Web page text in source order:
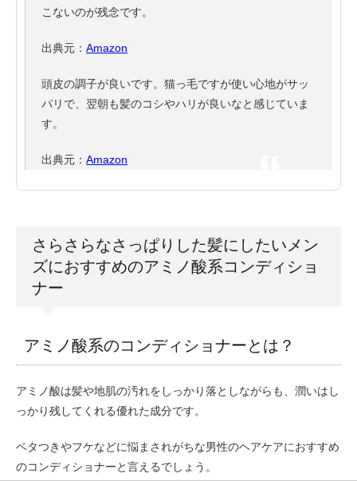
こないのが残念です。
出典元： Amazon
頭皮の調子が良いです。猫っ毛ですが使い心地がサッ
パリで、翌朝も髪のコシやハリが良いなと感じていま
す。
出典元： Amazon
さらさらなさっぱりした髪にしたいメン
ズにおすすめのアミノ酸系コンディショ
ナー
アミノ酸系のコンディショナーとは？
アミノ酸は髪や地肌の汚れをしっかり落としながらも、潤いはし
っかり残してくれる優れた成分です。
ベタつきやフケなどに悩まされがちな男性のヘアケアにおすすめ
のコンディショナーと言えるでしょう。